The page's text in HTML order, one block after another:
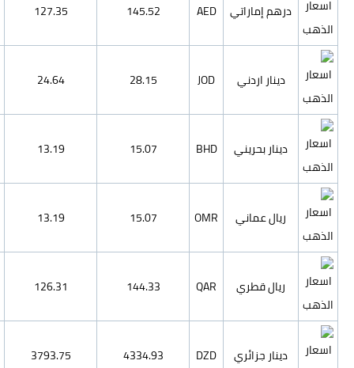
145.52
127.35
109.15
4526.54
28.15
24.64
21.12
875.71
15.07
13.19
11.3
468.69
15.07
13.19
11.3
468.69
144.33
126.31
108.25
4489.54
4334.93
3793.75
3251.47
134846.53